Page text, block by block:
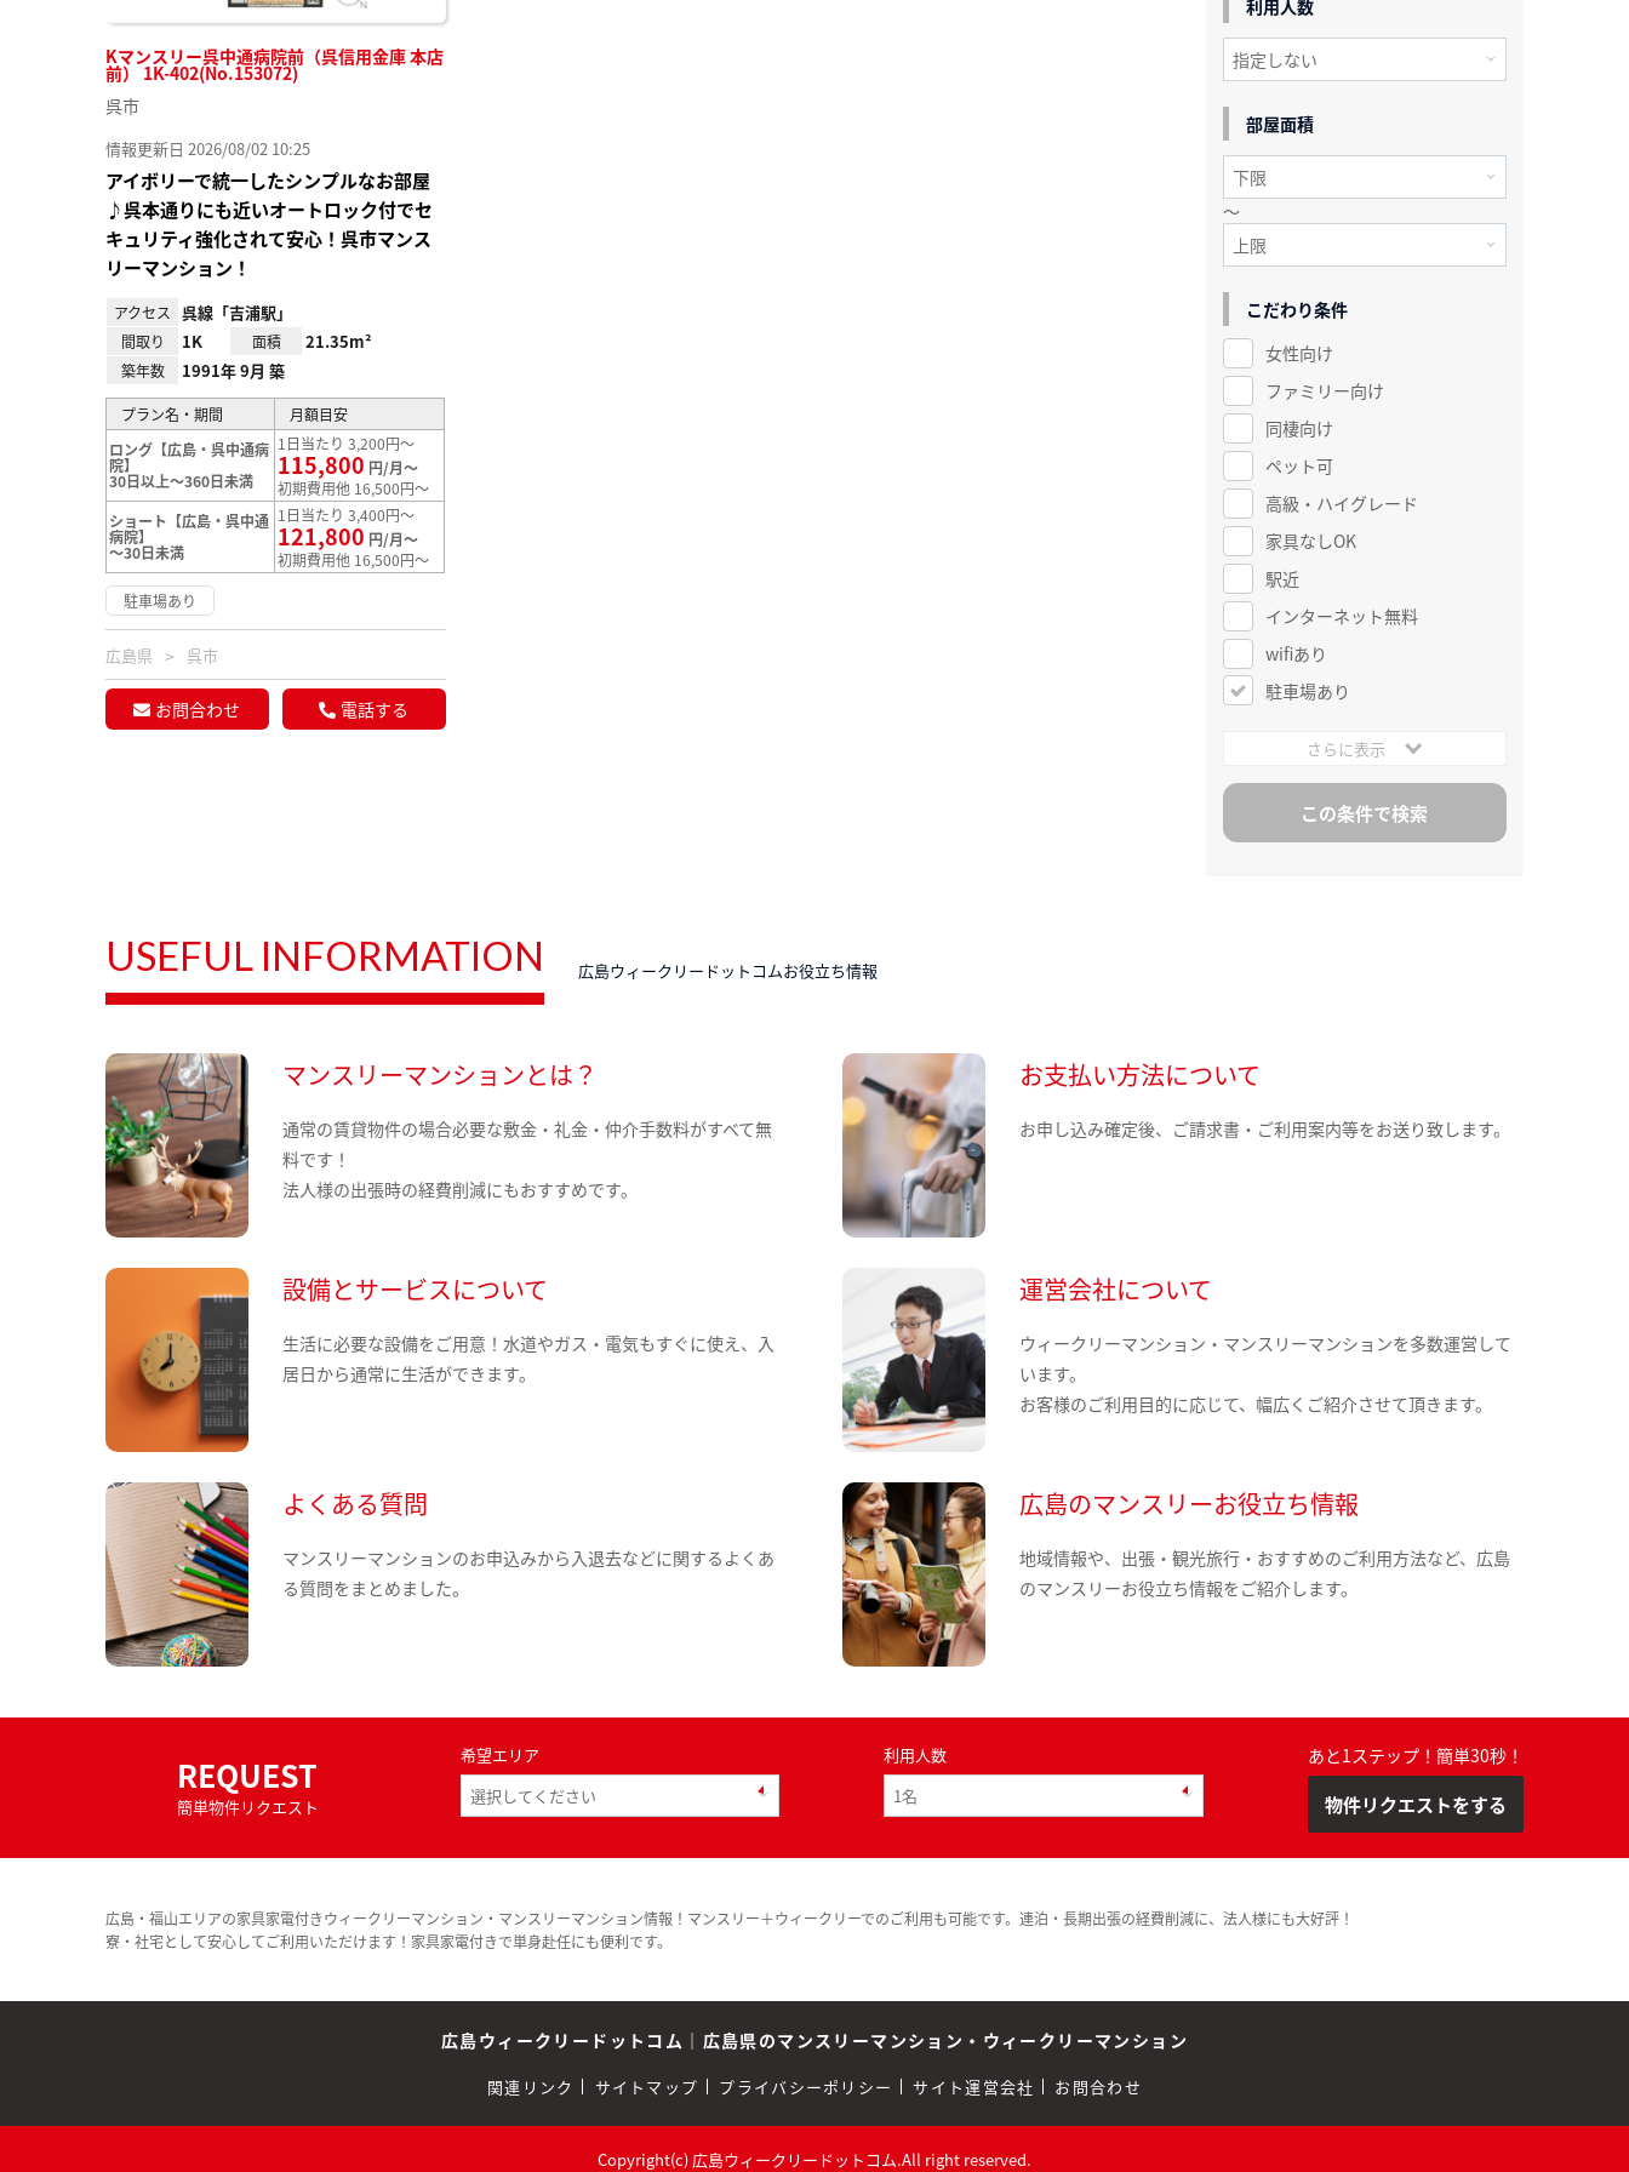
Kマンスリー呉中通病院前（呉信用金庫 本店
前） 1K-402(No.153072)
呉市
情報更新日 2026/08/02 10:25
アイボリーで統一したシンプルなお部屋
♪呉本通りにも近いオートロック付でセ
キュリティ強化されて安心！呉市マンス
リーマンション！
アクセス 呉線「吉浦駅」
間取り 1K 面積 21.35m²
築年数 1991年 9月 築
プラン名・期間
月額目安
ロング【広島・呉中通病
院】
30日以上～360日未満
1日当たり 3,200円～
115,800 円/月～
初期費用他 16,500円～
ショート【広島・呉中通
病院】
～30日未満
1日当たり 3,400円～
121,800 円/月～
初期費用他 16,500円～
駐車場あり
広島県 呉市
お問合わせ 電話する
利用人数
部屋面積
～
こだわり条件
女性向け
ファミリー向け
同棲向け
ペット可
高級・ハイグレード
家具なしOK
駅近
インターネット無料
wifiあり
駐車場あり
さらに表示
USEFUL INFORMATION 広島ウィークリードットコムお役立ち情報
マンスリーマンションとは？
通常の賃貸物件の場合必要な敷金・礼金・仲介手数料がすべて無
料です！
法人様の出張時の経費削減にもおすすめです。
お支払い方法について
お申し込み確定後、ご請求書・ご利用案内等をお送り致します。
設備とサービスについて
生活に必要な設備をご用意！水道やガス・電気もすぐに使え、入
居日から通常に生活ができます。
運営会社について
ウィークリーマンション・マンスリーマンションを多数運営して
います。
お客様のご利用目的に応じて、幅広くご紹介させて頂きます。
よくある質問
マンスリーマンションのお申込みから入退去などに関するよくあ
る質問をまとめました。
広島のマンスリーお役立ち情報
地域情報や、出張・観光旅行・おすすめのご利用方法など、広島
のマンスリーお役立ち情報をご紹介します。
REQUEST
簡単物件リクエスト
希望エリア 利用人数 あと1ステップ！簡単30秒！
物件リクエストをする
広島・福山エリアの家具家電付きウィークリーマンション・マンスリーマンション情報！マンスリー＋ウィークリーでのご利用も可能です。連泊・長期出張の経費削減に、法人様にも大好評！
寮・社宅として安心してご利用いただけます！家具家電付きで単身赴任にも便利です。
広島ウィークリードットコム ｜ 広島県のマンスリーマンション・ウィークリーマンション
関連リンク サイトマップ プライバシーポリシー サイト運営会社 お問合わせ
Copyright(c) 広島ウィークリードットコム.All right reserved.